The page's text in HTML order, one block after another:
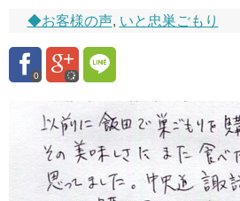
◆お客様の声, いと忠巣ごもり
0